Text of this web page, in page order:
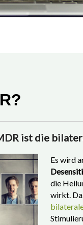
ist die
Es wird
die
wirkt.